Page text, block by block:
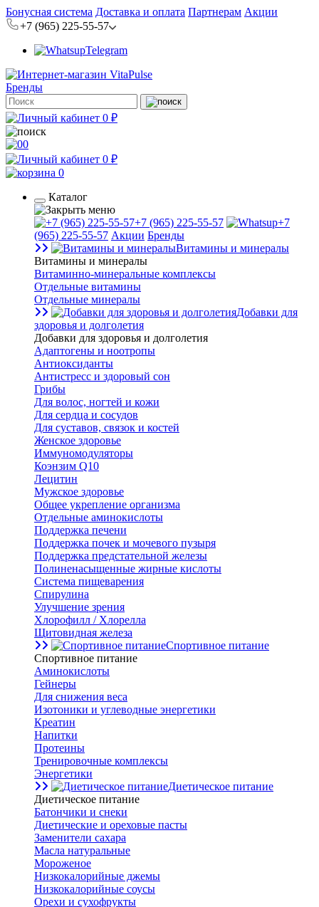
Бонусная система Доставка и оплата Партнерам Акции
+7 (965) 225-55-57
Telegram
Бренды
0 ₽
0
0 ₽
0
Каталог
+7 (965) 225-55-57
+7
(965) 225-55-57 Акции Бренды
Витамины и минералы
Витамины и минералы
Витаминно-минеральные комплексы
Отдельные витамины
Отдельные минералы
Добавки для
здоровья и долголетия
Добавки для здоровья и долголетия
Адаптогены и ноотропы
Антиоксиданты
Антистресс и здоровый сон
Грибы
Для волос, ногтей и кожи
Для сердца и сосудов
Для суставов, связок и костей
Женское здоровье
Иммуномодуляторы
Коэнзим Q10
Лецитин
Мужское здоровье
Общее укрепление организма
Отдельные аминокислоты
Поддержка печени
Поддержка почек и мочевого пузыря
Поддержка предстательной железы
Полиненасыщенные жирные кислоты
Система пищеварения
Спирулина
Улучшение зрения
Хлорофилл / Хлорелла
Щитовидная железа
Спортивное питание
Спортивное питание
Аминокислоты
Гейнеры
Для снижения веса
Изотоники и углеводные энергетики
Креатин
Напитки
Протеины
Тренировочные комплексы
Энергетики
Диетическое питание
Диетическое питание
Батончики и снеки
Диетические и ореховые пасты
Заменители сахара
Масла натуральные
Мороженое
Низкокалорийные джемы
Низкокалорийные соусы
Орехи и сухофрукты